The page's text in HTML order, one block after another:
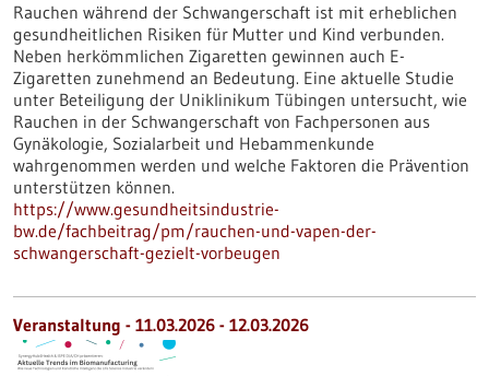
Rauchen während der Schwangerschaft ist mit erheblichen
gesundheitlichen Risiken für Mutter und Kind verbunden.
Neben herkömmlichen Zigaretten gewinnen auch E-
Zigaretten zunehmend an Bedeutung. Eine aktuelle Studie
unter Beteiligung der Uniklinikum Tübingen untersucht, wie
Rauchen in der Schwangerschaft von Fachpersonen aus
Gynäkologie, Sozialarbeit und Hebammenkunde
wahrgenommen werden und welche Faktoren die Prävention
unterstützen können.
https://www.gesundheitsindustrie-
bw.de/fachbeitrag/pm/rauchen-und-vapen-der-
schwangerschaft-gezielt-vorbeugen
Veranstaltung - 11.03.2026 - 12.03.2026